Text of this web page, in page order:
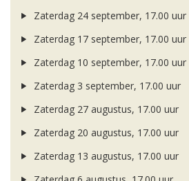
Zaterdag 24 september, 17.00 uur
Zaterdag 17 september, 17.00 uur
Zaterdag 10 september, 17.00 uur
Zaterdag 3 september, 17.00 uur
Zaterdag 27 augustus, 17.00 uur
Zaterdag 20 augustus, 17.00 uur
Zaterdag 13 augustus, 17.00 uur